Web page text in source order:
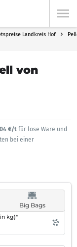
Landkreis Hof
von
€/t für lose Ware und
bei einer
Big Bags
kg)*